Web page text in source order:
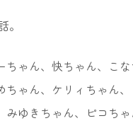
ゃん、快ちゃん、こ
ゃん、ケリィちゃん
ゆきちゃん、ピコち